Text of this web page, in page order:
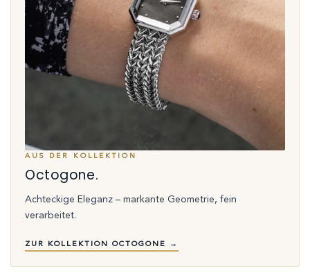
AUS DER KOLLEKTION
Octogone.
Achteckige Eleganz – markante Geometrie, fein
verarbeitet.
ZUR KOLLEKTION OCTOGONE →